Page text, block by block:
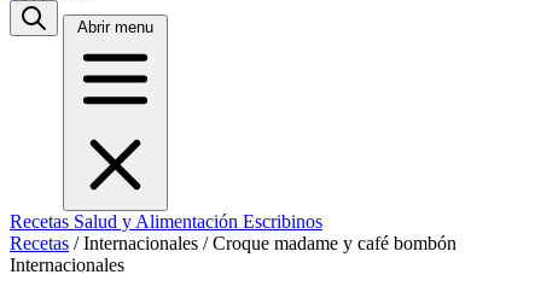
Abrir menu
Recetas Salud y Alimentación Escribinos
Recetas / Internacionales / Croque madame y café bombón
Internacionales